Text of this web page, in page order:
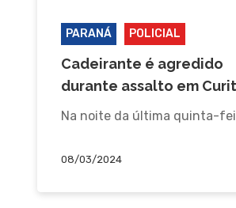
PARANÁ POLICIAL
Cadeirante é agredido
durante assalto em
Na noite da última quinta-
08/03/2024